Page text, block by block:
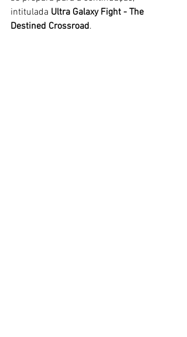
intitulada Ultra Galaxy Fight - The
Destined Crossroad.